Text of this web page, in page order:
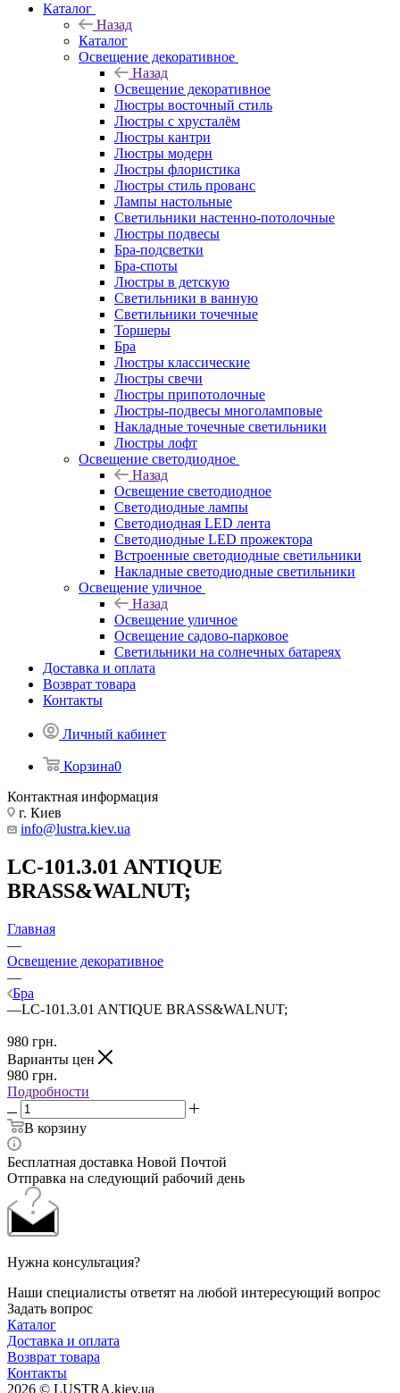
Каталог
Назад
Каталог
Освещение декоративное
Назад
Освещение декоративное
Люстры восточный стиль
Люстры с хрусталём
Люстры кантри
Люстры модерн
Люстры флористика
Люстры стиль прованс
Лампы настольные
Светильники настенно-потолочные
Люстры подвесы
Бра-подсветки
Бра-споты
Люстры в детскую
Светильники в ванную
Светильники точечные
Торшеры
Бра
Люстры классические
Люстры свечи
Люстры припотолочные
Люстры-подвесы многоламповые
Накладные точечные светильники
Люстры лофт
Освещение светодиодное
Назад
Освещение светодиодное
Светодиодные лампы
Светодиодная LED лента
Светодиодные LED прожектора
Встроенные светодиодные светильники
Накладные светодиодные светильники
Освещение уличное
Назад
Освещение уличное
Освещение садово-парковое
Светильники на солнечных батареях
Доставка и оплата
Возврат товара
Контакты
Личный кабинет
Корзина0
Контактная информация
г. Киев
info@lustra.kiev.ua
LC-101.3.01 ANTIQUE
BRASS&WALNUT;
Главная
—
Освещение декоративное
—
Бра
—LC-101.3.01 ANTIQUE BRASS&WALNUT;
980 грн.
Варианты цен
980 грн.
Подробности
В корзину
Бесплатная доставка Новой Почтой
Отправка на следующий рабочий день
Нужна консультация?
Наши специалисты ответят на любой интересующий вопрос
Задать вопрос
Каталог
Доставка и оплата
Возврат товара
Контакты
2026 © LUSTRA.kiev.ua